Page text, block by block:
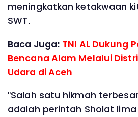
meningkatkan ketakwaan
SWT.
Baca Juga: TNl AL Dukung
Bencana Alam Melalui
Udara di Aceh
"Salah satu hikmah
adalah perintah Sholat